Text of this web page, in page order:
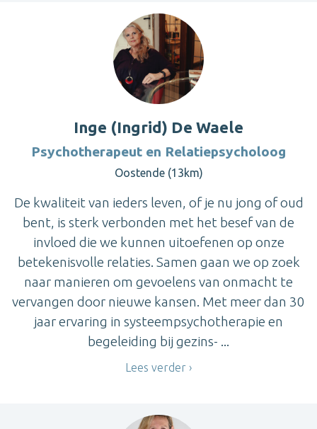
Inge (Ingrid) De Waele
Psychotherapeut en Relatiepsycholoog
Oostende (13km)
De kwaliteit van ieders leven, of je nu jong of oud
bent, is sterk verbonden met het besef van de
invloed die we kunnen uitoefenen op onze
betekenisvolle relaties. Samen gaan we op zoek
naar manieren om gevoelens van onmacht te
vervangen door nieuwe kansen. Met meer dan 30
jaar ervaring in systeempsychotherapie en
begeleiding bij gezins- ...
Lees verder